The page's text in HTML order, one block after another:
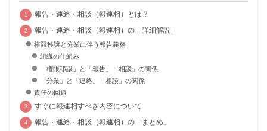
報告・連絡・相談（報連相）とは？
報告・連絡・相談（報連相）の「詳細解説」
権限移譲と分業に伴う報告義務
組織の仕組み
「権限移譲」と「報告」「相談」の関係
「分業」と「連絡」「相談」の関係
責任の回避
すぐに報連相すべき内容について
報告・連絡・相談（報連相）の「まとめ」